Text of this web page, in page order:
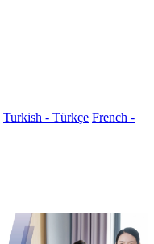
Turkish - Türkçe French -